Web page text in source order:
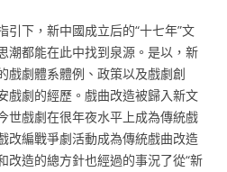
引下，新中國成立后的“十七年”文
潮都能在此中找到泉源。是以，新
戲劇體系體例、政策以及戲劇創
戲劇的經歷。戲曲改造被歸入新文
世戲劇在很年夜水平上成為傳統戲
改編戰爭劇活動成為傳統戲曲改造
改造的總方針也經過的事況了從“新